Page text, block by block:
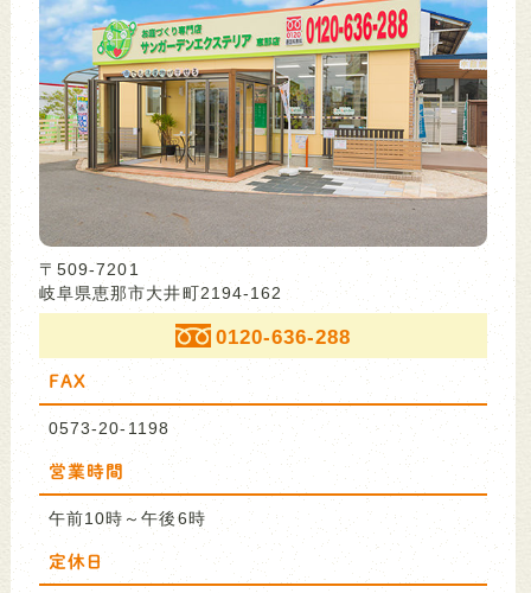
〒509-7201
岐阜県恵那市大井町2194-162
0120-636-288
FAX
0573-20-1198
営業時間
午前10時～午後6時
定休日